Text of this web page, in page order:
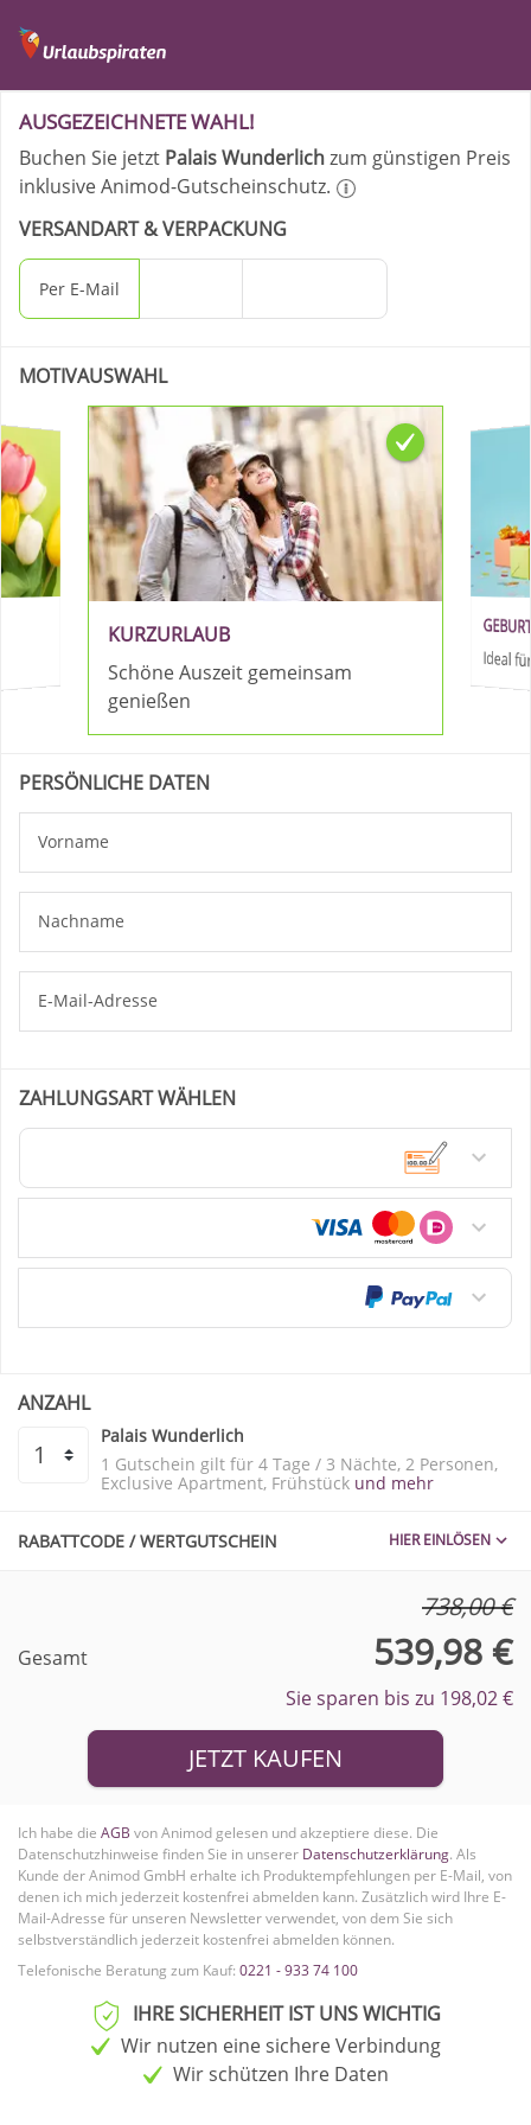
Ihre Bestellung -
AUSGEZEICHNETE WAHL!
Buchen Sie jetzt Palais Wunderlichzum günstigen Preis
inklusive Animod-Gutscheinschutz.
VERSANDART & VERPACKUNG
Per E-Mail
MOTIVAUSWAHL
KURZURLAUB
Schöne Auszeit gemeinsam
genießen
Ideal
PERSÖNLICHE DATEN
ZAHLUNGSART WÄHLEN
ANZAHL
Palais Wunderlich
1 Gutschein gilt für 4 Tage / 3 Nächte 2 Personen
Exclusive Apartment Frühstück und mehr
RABATTCODE / WERTGUTSCHEIN HIER EINLÖSEN
738,00 €
Gesamt 539,98 €
Sie sparen bis zu 198,02 €
JETZT KAUFEN
Ich habe die AGB von Animod gelesen und akzeptiere diese. Die
Datenschutzhinweise finden Sie in unserer Datenschutzerklärung. Als
Kunde der Animod GmbH erhalte ich Produktempfehlungen per E-Mail, von
denen ich mich jederzeit kostenfrei abmelden kann. Zusätzlich wird Ihre E-
Mail-Adresse für unseren Newsletter verwendet, von dem Sie sich
selbstverständlich jederzeit kostenfrei abmelden können.
Telefonische Beratung zum Kauf: 0221 - 933 74 100
IHRE SICHERHEIT IST UNS WICHTIG
Wir nutzen eine sichere Verbindung
Wir schützen Ihre Daten